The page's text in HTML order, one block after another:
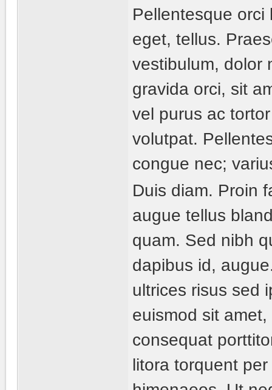
Pellentesque orci
eget, tellus.
vestibulum, dolor
gravida orci, sit
vel purus ac
volutpat.
congue nec;
Duis diam. Proin
augue tellus
quam. Sed nibh
dapibus id,
ultrices risus sed
euismod sit
consequat
litora torquent